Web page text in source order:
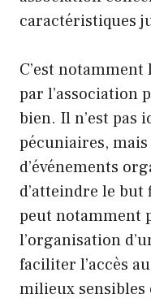
caractéristiques
C’est notamment
par l’association
bien. Il n’est pas
pécuniaires,
d’événements
d’atteindre le
peut notamment
l’organisation
faciliter l’accès
milieux sensibles